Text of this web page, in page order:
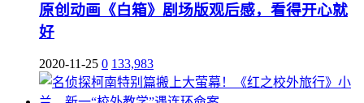
原创动画《白箱》剧场版观后感，看得开心就
好
2020-11-25 0 133,983